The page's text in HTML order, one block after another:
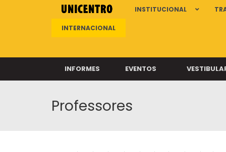
INSTITUCIONAL
INTERNACIONAL
INFORMES EVENTOS
Professores